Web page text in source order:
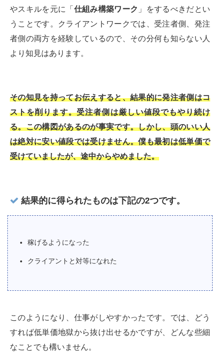
やスキルを元に「 仕組み構築ワーク 」をするべきだとい
うことです。クライアントワークでは、受注者側、発注
者側の両方を経験しているので、その分何も知らない人
より知見はあります。
その知見を持ってお伝えすると、結果的に発注者側はコ
ストを削ります。受注者側は厳しい値段でもやり続け
る。この構図があるのが事実です。しかし、頭のいい人
は絶対に安い値段では受けません。僕も最初は低単価で
受けていましたが、途中からやめました。
結果的に得られたものは下記の2つです。
稼げるようになった
クライアントと対等になれた
このようになり、仕事がしやすかったです。では、どう
すれば低単価地獄から抜け出せるかですが、どんな些細
なことでも構いません。